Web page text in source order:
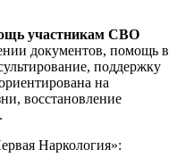
участникам СВО
документов, помощь в
поддержку
на
восстановление
Наркология»: